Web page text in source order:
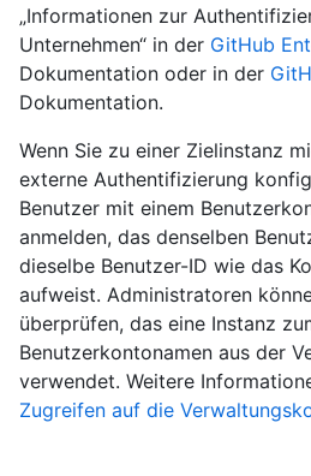
„Informationen zur
Unternehmen“ in der GitHub
Dokumentation oder in der
Dokumentation.
Wenn Sie zu einer Zielinstanz
externe Authentifizierung
Benutzer mit einem
anmelden, das denselben
dieselbe Benutzer-ID wie das
aufweist. Administratoren
überprüfen, das eine Instanz
Benutzerkontonamen aus der
verwendet. Weitere
Zugreifen auf die